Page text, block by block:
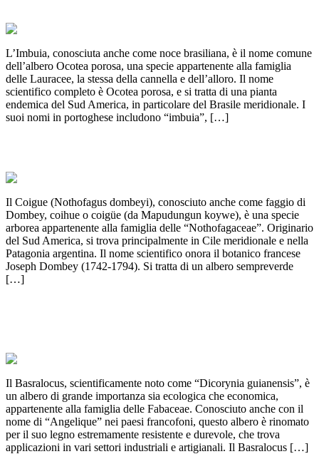
L’Imbuia, conosciuta anche come noce brasiliana, è il nome comune
dell’albero Ocotea porosa, una specie appartenente alla famiglia
delle Lauracee, la stessa della cannella e dell’alloro. Il nome
scientifico completo è Ocotea porosa, e si tratta di una pianta
endemica del Sud America, in particolare del Brasile meridionale. I
suoi nomi in portoghese includono “imbuia”, […]
Il Coigue (Nothofagus dombeyi), conosciuto anche come faggio di
Dombey, coihue o coigüe (da Mapudungun koywe), è una specie
arborea appartenente alla famiglia delle “Nothofagaceae”. Originario
del Sud America, si trova principalmente in Cile meridionale e nella
Patagonia argentina. Il nome scientifico onora il botanico francese
Joseph Dombey (1742-1794). Si tratta di un albero sempreverde
[…]
Il Basralocus, scientificamente noto come “Dicorynia guianensis”, è
un albero di grande importanza sia ecologica che economica,
appartenente alla famiglia delle Fabaceae. Conosciuto anche con il
nome di “Angelique” nei paesi francofoni, questo albero è rinomato
per il suo legno estremamente resistente e durevole, che trova
applicazioni in vari settori industriali e artigianali. Il Basralocus […]